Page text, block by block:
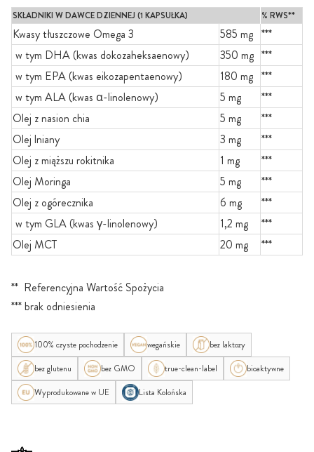
SKŁADNIKI W DAWCE DZIENNEJ (1 KAPSUŁKA) % RWS**
Kwasy tłuszczowe Omega 3 585 mg ***
w tym DHA (kwas dokozaheksaenowy)
350 mg ***
w tym EPA (kwas eikozapentaenowy)
180 mg ***
w tym ALA (kwas α-linolenowy)
5 mg
***
Olej z nasion chia
5 mg
***
Olej lniany
3 mg
***
Olej z miąższu rokitnika
1 mg
***
Olej Moringa
5 mg
***
Olej z ogórecznika
6 mg
***
w tym GLA (kwas γ-linolenowy)
1,2 mg
***
Olej MCT
20 mg ***
** Referencyjna Wartość Spożycia
*** brak odniesienia
100% czyste pochodzenie wegańskie
bez laktozy
bez glutenu
bez GMO true-clean-label
bioaktywne
Wyprodukowane w UE
Lista Kolońska